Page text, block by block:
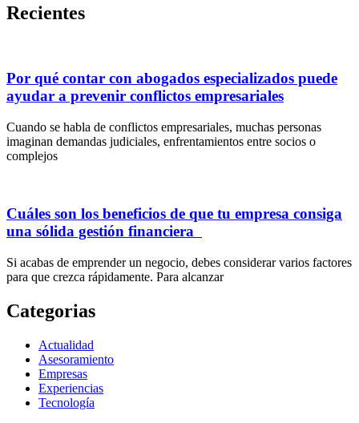
Recientes
Por qué contar con abogados especializados puede
ayudar a prevenir conflictos empresariales
Cuando se habla de conflictos empresariales, muchas personas
imaginan demandas judiciales, enfrentamientos entre socios o
complejos
Cuáles son los beneficios de que tu empresa consiga
una sólida gestión financiera
Si acabas de emprender un negocio, debes considerar varios factores
para que crezca rápidamente. Para alcanzar
Categorias
Actualidad
Asesoramiento
Empresas
Experiencias
Tecnología